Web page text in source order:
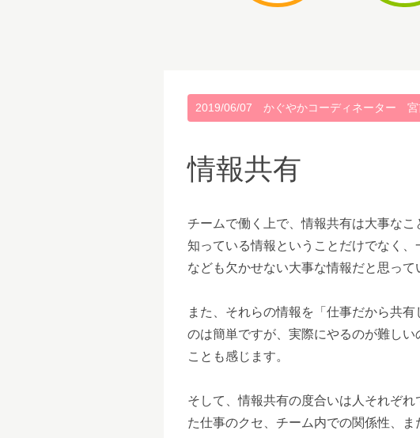
2019/06/07 かぐやかコーディネーター 宮
情報共有
チームで働く上で、情報共有は大事な
知っている情報ということだけでなく
なども欠かせない大事な情報だと思って
また、それらの情報を「仕事だから共
のは簡単ですが、実際にやるのが難し
ことも感じます。
そして、情報共有の度合いは人それぞ
た仕事のクセ、チーム内での関係性、